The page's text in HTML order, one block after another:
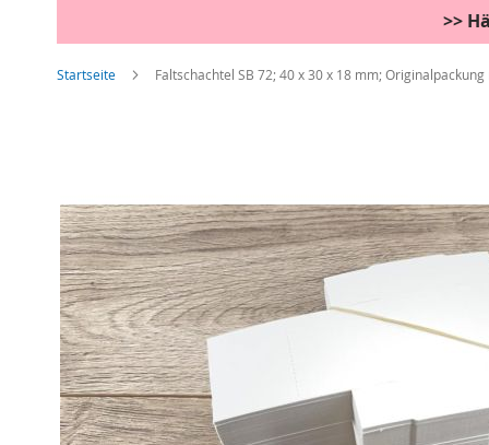
>>
Startseite Faltschachtel SB 72; 40 x 30 x 18 mm;
springen